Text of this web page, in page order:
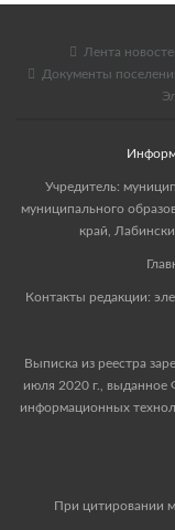
Лента
Документы
Учредитель:
муниципального
край,
Контакты редакции:
Выписка из реестра
июля 2020 г., выданное
информационных
При цитировании